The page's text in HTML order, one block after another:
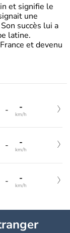
et signifie le
une
succès lui a
latine.
et devenu
- -
km/h
- -
km/h
- -
km/h